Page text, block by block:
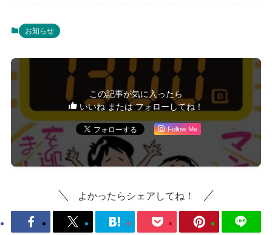
お知らせ
この記事が気に入ったら
いいね または フォローしてね！
Follow Me
よかったらシェアしてね！